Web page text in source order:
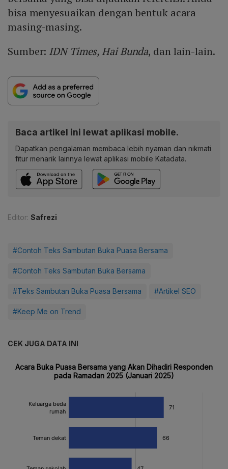
bisa menyesuaikan dengan bentuk acara
masing-masing.
Sumber: IDN Times, Hai Bunda, dan lain-lain.
Baca artikel ini lewat aplikasi mobile.
Dapatkan pengalaman membaca lebih nyaman dan nikmati
fitur menarik lainnya lewat aplikasi mobile Katadata.
Editor: Safrezi
#Contoh Teks Sambutan Buka Puasa Bersama
#Contoh Teks Sambutan Buka Bersama
#Teks Sambutan Buka Puasa Bersama #Artikel SEO
#Keep Me on Trend
CEK JUGA DATA INI